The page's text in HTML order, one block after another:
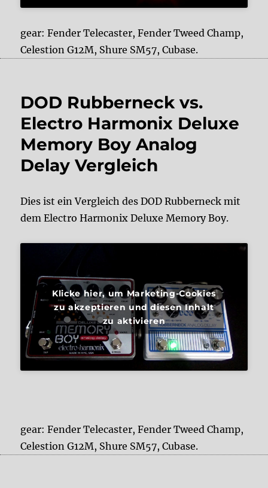
gear: Fender Telecaster, Fender Tweed Champ,
Celestion G12M, Shure SM57, Cubase.
DOD Rubberneck vs.
Electro Harmonix Deluxe
Memory Boy Analog
Delay Vergleich
Dies ist ein Vergleich des DOD Rubberneck mit
dem Electro Harmonix Deluxe Memory Boy.
Klicke hier, um Marketing-Cookies
zu akzeptieren und diesen Inhalt
zu aktivieren
gear: Fender Telecaster, Fender Tweed Champ,
Celestion G12M, Shure SM57, Cubase.